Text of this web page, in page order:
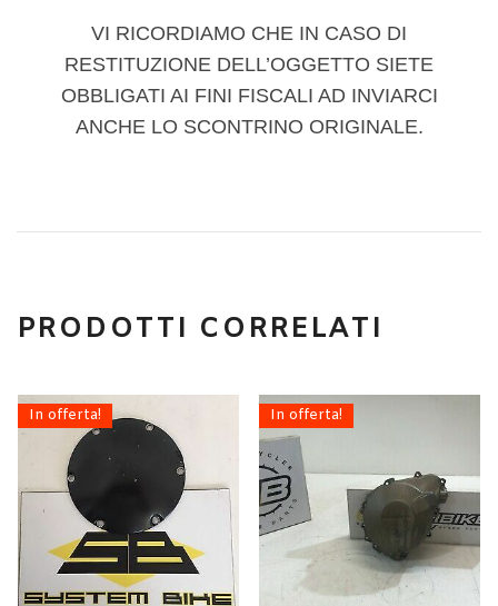
VI RICORDIAMO CHE IN CASO DI
RESTITUZIONE DELL’OGGETTO SIETE
OBBLIGATI AI FINI FISCALI AD INVIARCI
ANCHE LO SCONTRINO ORIGINALE.
PRODOTTI CORRELATI
In offerta! In offerta!